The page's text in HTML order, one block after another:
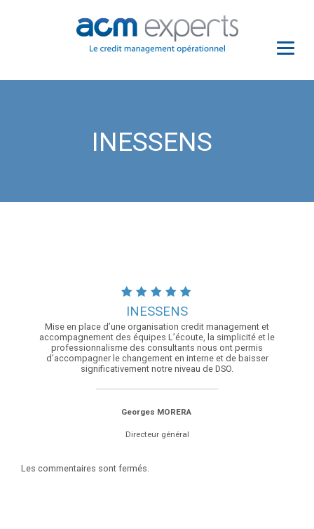
INESSENS
INESSENS
Mise en place d’une organisation credit management et
accompagnement des équipes L’écoute, la simplicité et le
professionnalisme des consultants nous ont permis
d’accompagner le changement en interne et de baisser
significativement notre niveau de DSO.
Georges MORERA
Directeur général
Les commentaires sont fermés.